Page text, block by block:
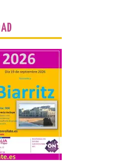
en
en
de
combina la
directo con
y tiendas de
atraer
personas. La